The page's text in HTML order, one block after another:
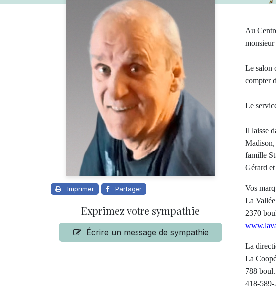
Imprimer Partager
Exprimez votre sympathie
Écrire un message de sympathie
Au
Le salon
compter
Le
Il laisse
Madison,
famille
Gérard
Vos
La
2370
La
La
788
418-589-